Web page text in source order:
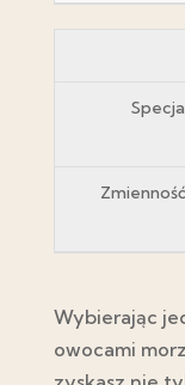
Wybierając
owocami